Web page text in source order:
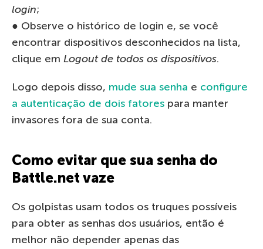
login;
● Observe o histórico de login e, se você
encontrar dispositivos desconhecidos na lista,
clique em Logout de todos os dispositivos.
Logo depois disso, mude sua senha e configure
a autenticação de dois fatores para manter
invasores fora de sua conta.
Como evitar que sua senha do
Battle.net vaze
Os golpistas usam todos os truques possíveis
para obter as senhas dos usuários, então é
melhor não depender apenas das